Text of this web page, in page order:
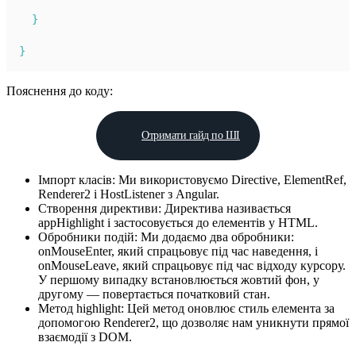
}
}
Пояснення до коду:
Отримати гайд по ШІ
Імпорт класів: Ми використовуємо Directive, ElementRef,
Renderer2 і HostListener з Angular.
Створення директиви: Директива називається
appHighlight і застосовується до елементів у HTML.
Обробники подій: Ми додаємо два обробники:
onMouseEnter, який спрацьовує під час наведення, і
onMouseLeave, який спрацьовує під час відходу курсору.
У першому випадку встановлюється жовтий фон, у
другому — повертається початковий стан.
Метод highlight: Цей метод оновлює стиль елемента за
допомогою Renderer2, що дозволяє нам уникнути прямої
взаємодії з DOM.